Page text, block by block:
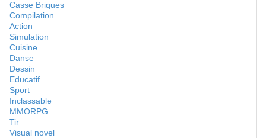
Casse Briques
Compilation
Action
Simulation
Cuisine
Danse
Dessin
Educatif
Sport
Inclassable
MMORPG
Tir
Visual novel